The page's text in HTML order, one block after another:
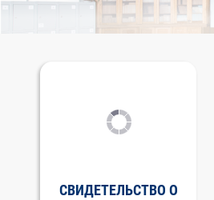
СВИДЕТЕЛЬСТВО О